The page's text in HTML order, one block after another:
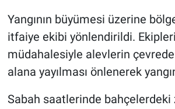
Yangının büyümesi üzerine
itfaiye ekibi yönlendirildi.
müdahalesiyle alevlerin
alana yayılması önlenerek
Sabah saatlerinde bahçelerdeki